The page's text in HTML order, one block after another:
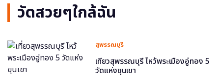
วัดสวยๆใกล้ฉัน
สุพรรณบุรี
เที่ยวสุพรรณบุรี ไหว้พระเมืองอู่ทอง 5
วัดแห่งขุนเขา